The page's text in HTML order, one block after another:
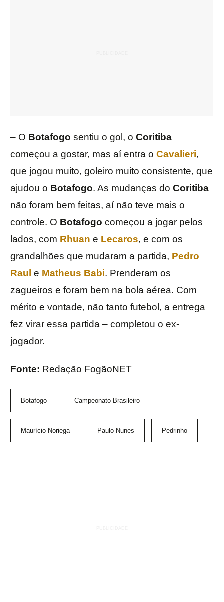
– O Botafogo sentiu o gol, o Coritiba
começou a gostar, mas aí entra o Cavalieri,
que jogou muito, goleiro muito consistente, que
ajudou o Botafogo. As mudanças do Coritiba
não foram bem feitas, aí não teve mais o
controle. O Botafogo começou a jogar pelos
lados, com Rhuan e Lecaros, e com os
grandalhões que mudaram a partida, Pedro
Raul e Matheus Babi. Prenderam os
zagueiros e foram bem na bola aérea. Com
mérito e vontade, não tanto futebol, a entrega
fez virar essa partida – completou o ex-
jogador.
Fonte: Redação FogãoNET
Botafogo Campeonato Brasileiro
Maurício Noriega Paulo Nunes Pedrinho